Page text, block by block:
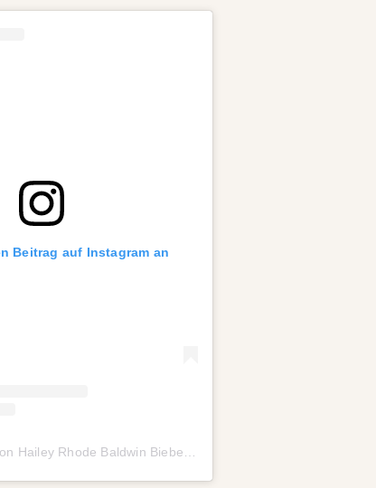
Beitrag auf Instagram an